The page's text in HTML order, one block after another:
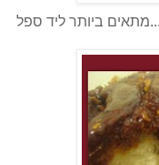
ביותר ליד ספל